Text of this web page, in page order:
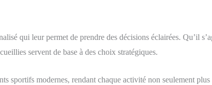
qui leur permet de prendre des décisions éclairées. Qu’il
servent de base à des choix stratégiques.
sportifs modernes, rendant chaque activité non seulement